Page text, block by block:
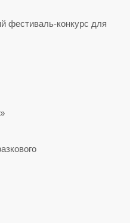
фестиваль-конкурс для